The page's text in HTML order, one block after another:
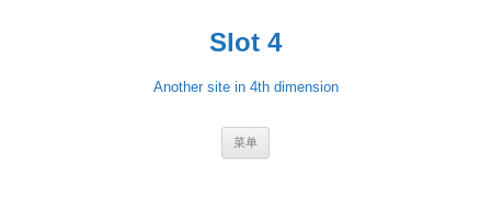
Slot 4
Another site in 4th dimension
菜单